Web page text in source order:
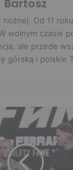
Bartosz
Od 11
wolnym czasie
ale przede
górską i polskie